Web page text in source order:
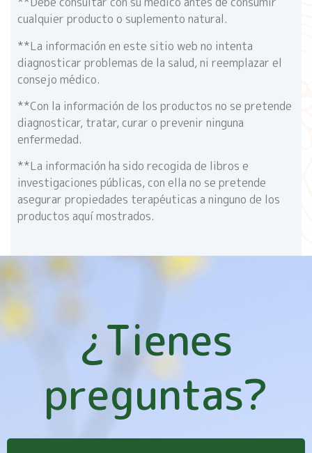
cualquier producto o suplemento natural.
**La información en este sitio web no intenta
diagnosticar problemas de la salud, ni reemplazar el
consejo médico.
**Con la información de los productos no se pretende
diagnosticar, tratar, curar o prevenir ninguna
enfermedad.
**La información ha sido recogida de libros e
investigaciones públicas, con ella no se pretende
asegurar propiedades terapéuticas a ninguno de los
productos aquí mostrados.
¿Tienes
preguntas?